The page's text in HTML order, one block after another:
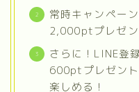
常時キャンペー
2,000ptプレゼン
さらに！LINE登
600ptプレゼン
楽しめる！
当選報告が多
オリくじの